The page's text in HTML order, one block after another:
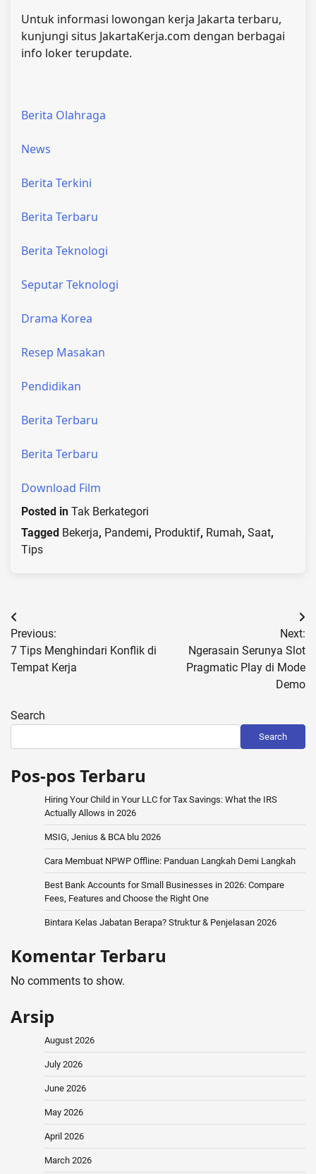
Untuk informasi lowongan kerja Jakarta terbaru,
kunjungi situs JakartaKerja.com dengan berbagai
info loker terupdate.
Berita Olahraga
News
Berita Terkini
Berita Terbaru
Berita Teknologi
Seputar Teknologi
Drama Korea
Resep Masakan
Pendidikan
Berita Terbaru
Berita Terbaru
Download Film
Posted in Tak Berkategori
Tagged Bekerja, Pandemi, Produktif, Rumah, Saat,
Tips
Post
navigation
Previous:
7 Tips Menghindari Konflik di
Tempat Kerja
Next:
Ngerasain Serunya Slot
Pragmatic Play di Mode
Demo
Search
Search
Pos-pos Terbaru
Hiring Your Child in Your LLC for Tax Savings: What the IRS
Actually Allows in 2026
MSIG, Jenius & BCA blu 2026
Cara Membuat NPWP Offline: Panduan Langkah Demi Langkah
Best Bank Accounts for Small Businesses in 2026: Compare
Fees, Features and Choose the Right One
Bintara Kelas Jabatan Berapa? Struktur & Penjelasan 2026
Komentar Terbaru
No comments to show.
Arsip
August 2026
July 2026
June 2026
May 2026
April 2026
March 2026